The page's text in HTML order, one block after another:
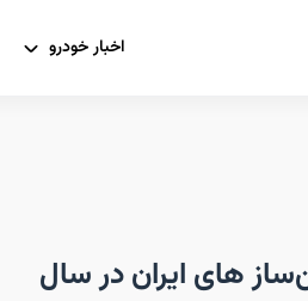
اخبار خودرو
سنگین‌ساز های ایران در سال